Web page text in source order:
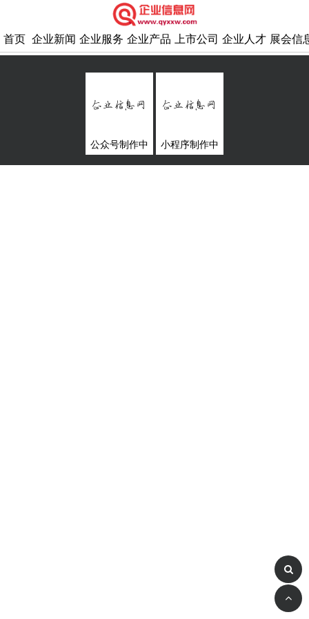
首页 企业新闻 企业服务 企业产品 上市公司 企业人才 展会信
公众号制作中 小程序制作中